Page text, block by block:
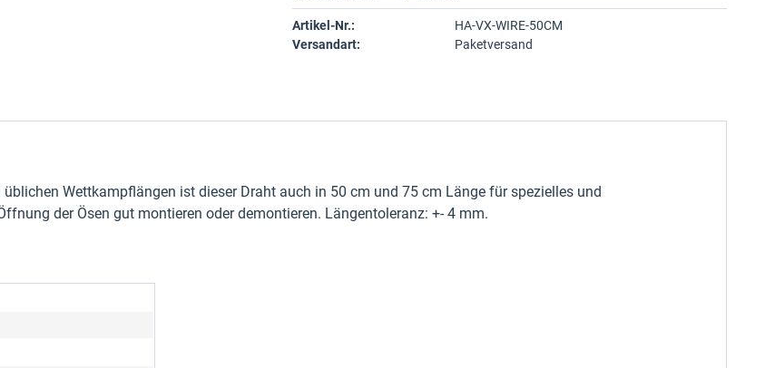
Artikel-Nr.:
HA-VX-WIRE-50CM
Versandart:
Paketversand
Wettkampflängen ist dieser Draht auch in 50 cm und 75 cm Länge für spezielles und
der Ösen gut montieren oder demontieren. Längentoleranz: +- 4 mm.